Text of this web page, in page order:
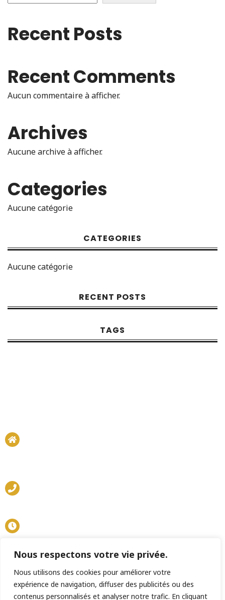
Nous respectons votre vie privée.
Nous utilisons des cookies pour améliorer votre
expérience de navigation, diffuser des publicités ou des
contenus personnalisés et analyser notre trafic. En cliquant
Recent Posts
Recent Comments
Aucun commentaire à afficher.
Archives
Aucune archive à afficher.
Categories
Aucune catégorie
CATEGORIES
Aucune catégorie
RECENT POSTS
TAGS
Mardi - Samedi : 9h - 20h
Dimanche : 9h - 14h